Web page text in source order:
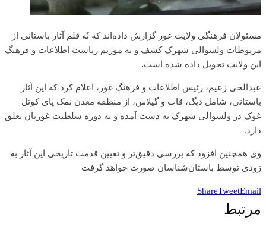
مسئولان فرهنگی ولایت غور گزارش داده‌اند که نُه قلم آثار باستانی از
مربوطات ولسوالی شهرک کشف و به موزیم ریاست اطلاعات و فرهنگ
این ولایت تحویل داده شده است.
عبدالحی زعیم، رئیس اطلاعات و فرهنگ غور، اعلام کرد که این آثار
باستانی، شامل دیگ، قاب و گیلاس، از منطقه معدن نمک پای کوتل
غوک در ولسوالی شهرک به دست آمده و به دوره سلطنت غوریان تعلق
دارد.
وی همچنین افزود که بررسی دقیق‌تر و تعیین قدمت تاریخی این آثار به
زودی توسط باستان‌شناسان صورت خواهد گرفت
ShareTweetEmail
مرتبط